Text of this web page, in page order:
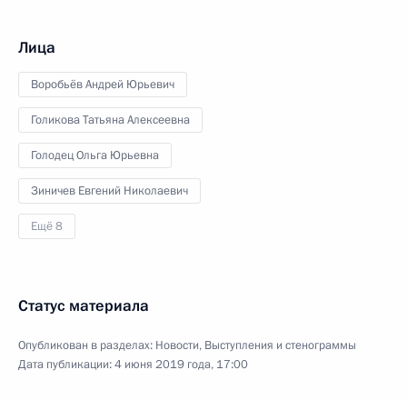
Лица
Воробьёв Андрей Юрьевич
Голикова Татьяна Алексеевна
Голодец Ольга Юрьевна
Зиничев Евгений Николаевич
Ещё 8
Статус материала
Опубликован в разделах: Новости, Выступления и стенограммы
Дата публикации:4 июня 2019 года, 17:00